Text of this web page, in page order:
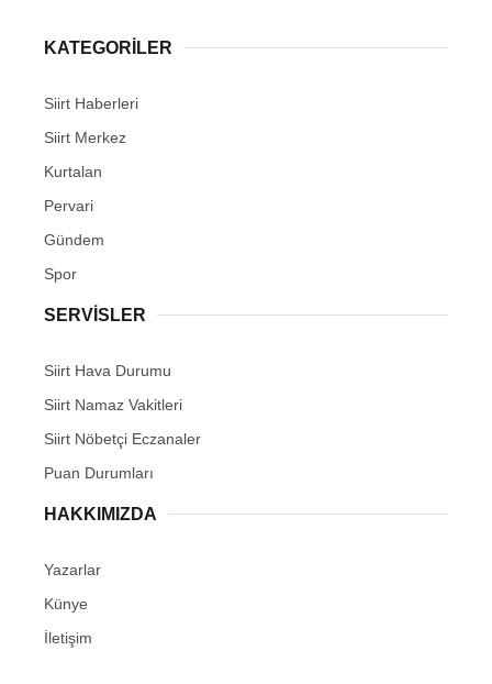
KATEGORİLER
Siirt Haberleri
Siirt Merkez
Kurtalan
Pervari
Gündem
Spor
SERVİSLER
Siirt Hava Durumu
Siirt Namaz Vakitleri
Siirt Nöbetçi Eczanaler
Puan Durumları
HAKKIMIZDA
Yazarlar
Künye
İletişim